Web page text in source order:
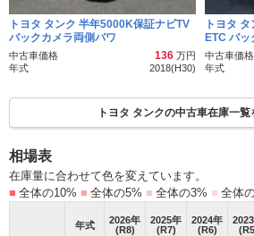
トヨタ タンク 半年5000K保証ナビTV
バックカメラ両側パワ
中古車価格 136 万円
年式
2018(H30)
トヨタ
ETC バッ
中古車価格
年式
トヨタ タンクの中古車在庫一覧
相場表
在庫量に合わせて色を変えています。
■ 全体の10% ■ 全体の5% ■ 全体の3% ■ 全体
年式 2026年
(R8)
2025年
(R7)
2024年
(R6)
2023